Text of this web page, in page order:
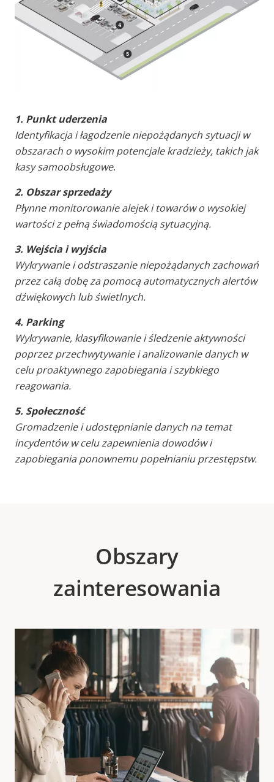
1. Punkt uderzenia
Identyfikacja i łagodzenie niepożądanych sytuacji w
obszarach o wysokim potencjale kradzieży, takich jak
kasy samoobsługowe.
2. Obszar sprzedaży
Płynne monitorowanie alejek i towarów o wysokiej
wartości z pełną świadomością sytuacyjną.
3. Wejścia i wyjścia
Wykrywanie i odstraszanie niepożądanych zachowań
przez całą dobę za pomocą automatycznych alertów
dźwiękowych lub świetlnych.
4. Parking
Wykrywanie, klasyfikowanie i śledzenie aktywności
poprzez przechwytywanie i analizowanie danych w
celu proaktywnego zapobiegania i szybkiego
reagowania.
5. Społeczność
Gromadzenie i udostępnianie danych na temat
incydentów w celu zapewnienia dowodów i
zapobiegania ponownemu popełnianiu przestępstw.
Obszary
zainteresowania